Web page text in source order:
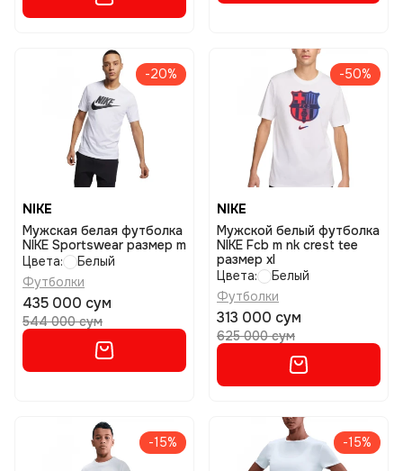
-20%
NIKE
Мужская белая футболка
NIKE Sportswear размер m
Цвета:
Белый
Футболки
435 000 сум
544 000 сум
-50%
NIKE
Мужской белый футболка
NIKE Fcb m nk crest tee
размер xl
Цвета:
Белый
Футболки
313 000 сум
625 000 сум
-15% -15%